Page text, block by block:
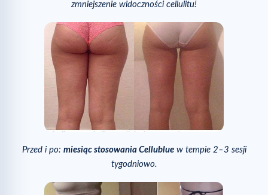
zmniejszenie widoczności cellulitu!
Przed i po: miesiąc stosowania Cellubluew tempie 2–3 sesji
tygodniowo.